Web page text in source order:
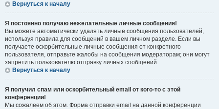
Вернуться к началу
Я постоянно получаю нежелательные личные сообщения!
Вы можете автоматически удалять личные сообщения пользователей,
используя правила для сообщений в вашем личном разделе. Если вы
получаете оскорбительные личные сообщения от конкретного
пользователя, отправьте жалобы на сообщения модераторам; они могут
запретить пользователю отправку личных сообщений.
Вернуться к началу
Я получил спам или оскорбительный email от кого-то с этой
конференции!
Мы сожалеем об этом. Форма отправки email на данной конференции